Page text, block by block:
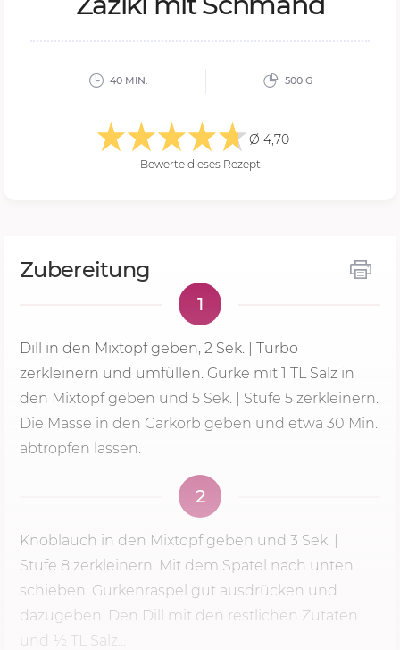
40 MIN. 500 G
Ø 4,70
Bewerte dieses Rezept
Zubereitung
1
Dill in den Mixtopf geben, 2 Sek. | Turbo
zerkleinern und umfüllen. Gurke mit 1 TL Salz in
den Mixtopf geben und 5 Sek. | Stufe 5 zerkleinern.
Die Masse in den Garkorb geben und etwa 30 Min.
abtropfen lassen.
2
Knoblauch in den Mixtopf geben und 3 Sek.
Stufe 8 zerkleinern. Mit dem Spatel nach unten
schieben. Gurkenraspel gut ausdrücken und
dazugeben. Den Dill mit den restlichen Zutaten
und ½ TL Salz...